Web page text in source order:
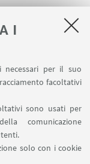
I
necessari per il suo
facoltativi
sono usati per
comunicazione
solo con i cookie